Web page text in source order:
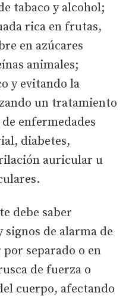
tabaco y alcohol;
rica en frutas,
en azúcares
animales;
y evitando la
un tratamiento
enfermedades
diabetes,
auricular u
debe saber
de alarma de
separado o en
de fuerza o
cuerpo, afectando